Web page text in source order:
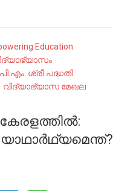
Education
പി.എം. ശ്രീ പദ്ധതി
വിദ്യാഭ്യാസ മേഖല
കേരളത്തിൽ:
യാഥാർഥ്യമെന്ത്?